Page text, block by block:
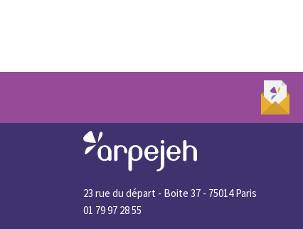
23 rue du départ - Boite 37 - 75014 Paris
01 79 97 28 55